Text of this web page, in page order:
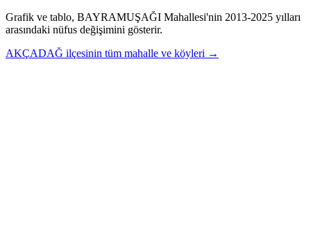
Grafik ve tablo, BAYRAMUŞAĞI Mahallesi'nin 2013-2025 yılları
arasındaki nüfus değişimini gösterir.
AKÇADAĞ ilçesinin tüm mahalle ve köyleri →